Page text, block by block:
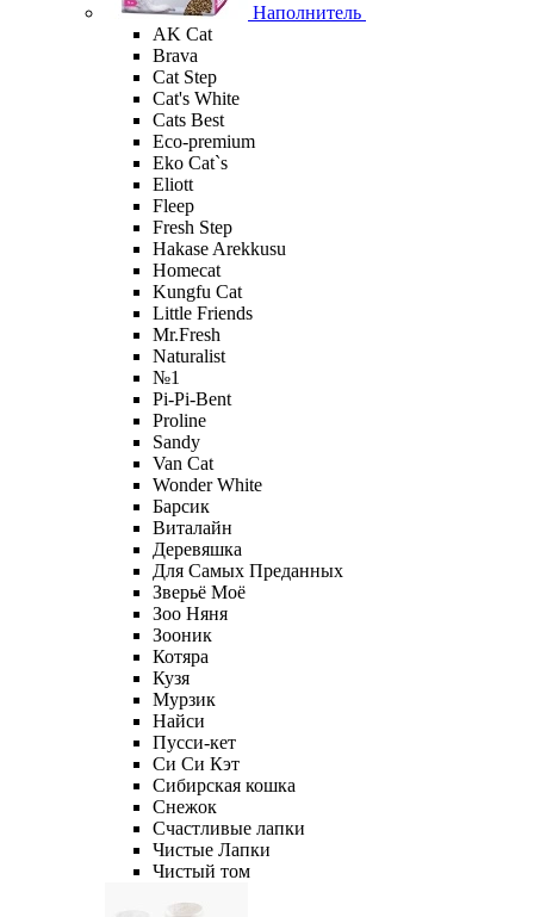
Наполнитель
AK Cat
Brava
Cat Step
Cat's White
Cats Best
Eco-premium
Eko Cat`s
Eliott
Fleep
Fresh Step
Hakase Arekkusu
Homecat
Kungfu Cat
Little Friends
Mr.Fresh
Naturalist
№1
Pi-Pi-Bent
Proline
Sandy
Van Cat
Wonder White
Барсик
Виталайн
Деревяшка
Для Самых Преданных
Зверьё Моё
Зоо Няня
Зооник
Котяра
Кузя
Мурзик
Найси
Пусси-кет
Си Си Кэт
Сибирская кошка
Снежок
Счастливые лапки
Чистые Лапки
Чистый том